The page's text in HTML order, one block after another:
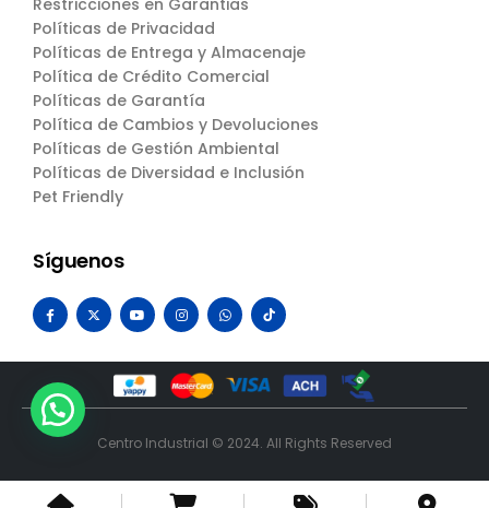
Restricciones en Garantias
Políticas de Privacidad
Políticas de Entrega y Almacenaje
Política de Crédito Comercial
Políticas de Garantía
Política de Cambios y Devoluciones
Políticas de Gestión Ambiental
Políticas de Diversidad e Inclusión
Pet Friendly
Síguenos
Centro Industrial © 2024. All Rights Reserved